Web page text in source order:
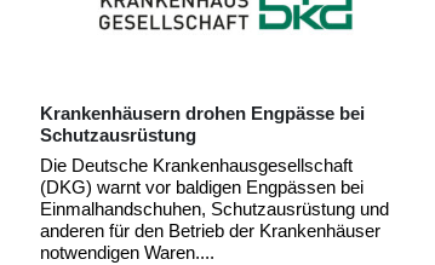
Krankenhäuser fordern Einführung einer
Zuckersteuer
Die Deutsche Krankenhausgesellschaft
(DKG) fordert die Bundesregierung auf, die
Vorschläge der Finanzkommission
Gesundheit zur Stabilisierung der GKV-Mittel
zur Einführung einer...